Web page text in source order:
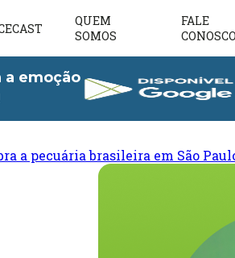
QUEM
SOMOS
FALE
CONOSCO
a emoção
a pecuária brasileira em São